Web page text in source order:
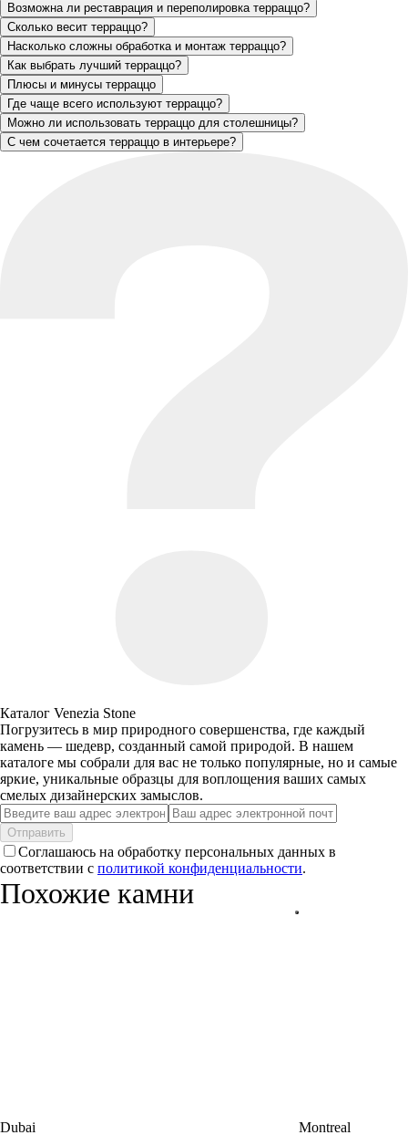
Возможна ли реставрация и переполировка терраццо?
Сколько весит терраццо?
Насколько сложны обработка и монтаж терраццо?
Как выбрать лучший терраццо?
Плюсы и минусы терраццо
Где чаще всего используют терраццо?
Можно ли использовать терраццо для столешницы?
С чем сочетается терраццо в интерьере?
Каталог Venezia Stone
Погрузитесь в мир природного совершенства, где каждый
камень — шедевр, созданный самой природой. В нашем
каталоге мы собрали для вас не только популярные, но и самые
яркие, уникальные образцы для воплощения ваших самых
смелых дизайнерских замыслов.
Отправить
Соглашаюсь на обработку персональных данных в
соответствии с политикой конфиденциальности.
Похожие камни
Dubai Montreal